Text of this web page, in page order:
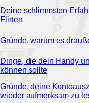
Deine schlimmsten
Flirten
Gründe, warum es
Dinge, die dein Handy
können sollte
Gründe, deine
wieder aufmerksam zu